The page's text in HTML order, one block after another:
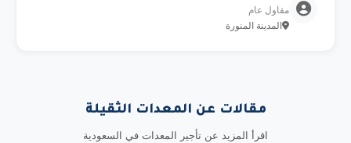
مقاول عام
المدينة المنورة
مقالات عن المعدات الثقيلة
اقرأ المزيد عن تأجير المعدات في السعودية